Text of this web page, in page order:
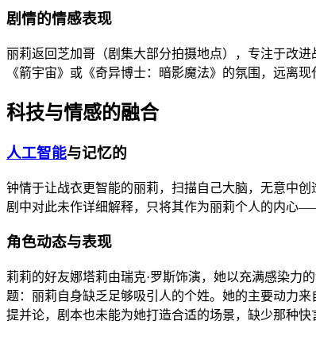
剧情的情感表现
丽莉返回芝加哥（剧集大部分拍摄地点），专注于改
《箭宇宙》或《奇异博士：暗影魔法》的氛围，远离现
科技与情感的融合
人工智能与记忆的
钟情于让战衣更智能的丽莉，扫描自己大脑，无意中
剧中对此未作详细解释，只将其作为丽莉个人的内心
角色动态与表现
莉莉的好友娜塔莉由瑞克·罗斯饰演，她以充满感染力
题：丽莉自身缺乏足够吸引人的个姓。她的主要动力
提并论，剧本也未能为她打造合适的场景，缺少那种